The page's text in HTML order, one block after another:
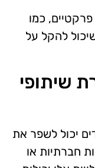
פרקטיים, כמו
להקל על
שיתופי
יכול לשפר את
חברתיות או